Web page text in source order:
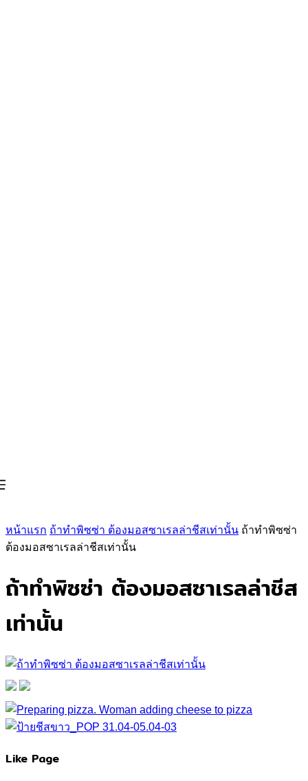
หน้าแรก ถ้าทำพิซซ่า ต้องมอสซาเรลล่าชีสเท่านั้น ถ้าทำพิซซ่า
ต้องมอสซาเรลล่าชีสเท่านั้น
ถ้าทำพิซซ่า ต้องมอสซาเรลล่าชีส
เท่านั้น
Like Page